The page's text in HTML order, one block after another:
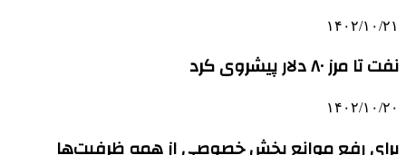
۱۴۰۲/۱۰/۲۱
نفت تا مرز ۸۰ دلار پیشروی کرد
۱۴۰۲/۱۰/۲۰
برای رفع موانع بخش خصوصی از همه ظرفیت‌ها